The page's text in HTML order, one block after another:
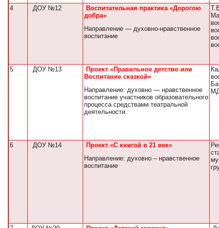
4 ДОУ №12
Воспитательная практика «Дорогою
добра»
Направление — духовно-нравственное
воспитание
5 ДОУ №13
Проект «Правильное детство или
Воспитание сказкой»
Направление: духовно — нравственное
воспитание участников образовательного
процесса средствами театральной
деятельности.
6 ДОУ №14
Проект «С книгой в 21 век»
Направление: духовно – нравственное
воспитание